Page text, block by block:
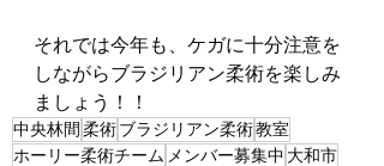
それでは今年も、ケガに十分注意を
しながらブラジリアン柔術を楽しみ
ましょう！！
中央林間 柔術ブラジリアン柔術教室
ホーリー柔術チーム メンバー募集中 大和市